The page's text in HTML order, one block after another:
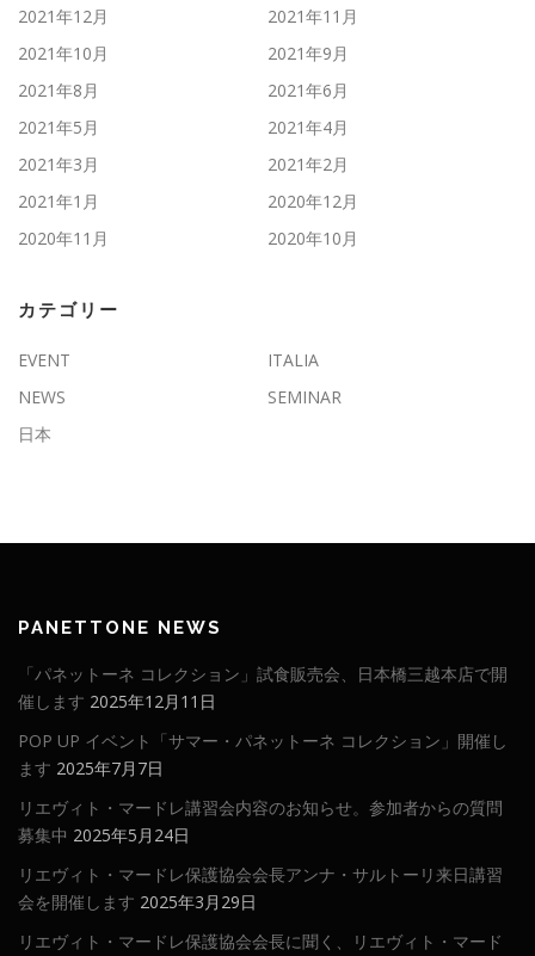
2021年12月
2021年11月
2021年10月
2021年9月
2021年8月
2021年6月
2021年5月
2021年4月
2021年3月
2021年2月
2021年1月
2020年12月
2020年11月
2020年10月
カテゴリー
EVENT
ITALIA
NEWS
SEMINAR
日本
PANETTONE NEWS
「パネットーネ コレクション」試食販売会、日本橋三越本店で開
催します 2025年12月11日
POP UP イベント「サマー・パネットーネ コレクション」開催し
ます 2025年7月7日
リエヴィト・マードレ講習会内容のお知らせ。参加者からの質問
募集中 2025年5月24日
リエヴィト・マードレ保護協会会長アンナ・サルトーリ来日講習
会を開催します 2025年3月29日
リエヴィト・マードレ保護協会会長に聞く、リエヴィト・マード